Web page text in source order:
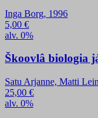
Inga Borg, 1996
5,00 €
alv. 0%
Škoovlâ biologia
Satu Arjanne, Matti
25,00 €
alv. 0%